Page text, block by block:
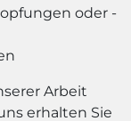
oder -
Arbeit
erhalten Sie